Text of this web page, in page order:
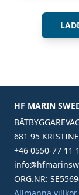
HF MARIN
681 95
+46 0550-77 11
ORG.NR: